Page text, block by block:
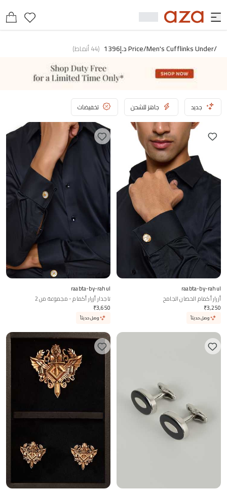
/price/men's Cufflinks Under د.إ1396 (
44أنماط)
جديد جاهز للشحن تخفيضات
raabta-by-rahul
أزرار أكمام الحصان الجامح
₹3,250
وصل حديثاً
raabta-by-rahul
تاجدار أزرار أكمام - مجموعة من 2
₹3,650
وصل حديثاً